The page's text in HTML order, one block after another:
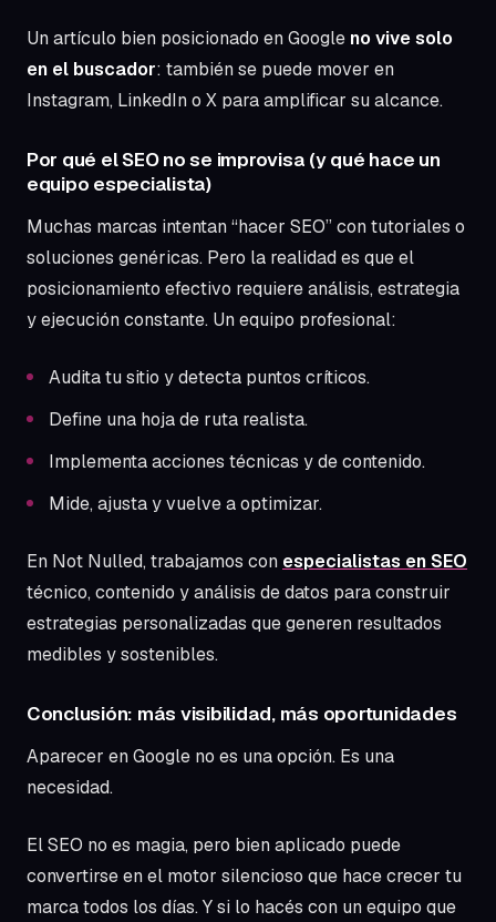
Un artículo bien posicionado en Google no vive solo
en el buscador: también se puede mover en
Instagram, LinkedIn o X para amplificar su alcance.
Por qué el SEO no se improvisa (y qué hace un
equipo especialista)
Muchas marcas intentan “hacer SEO” con tutoriales o
soluciones genéricas. Pero la realidad es que el
posicionamiento efectivo requiere análisis, estrategia
y ejecución constante. Un equipo profesional:
Audita tu sitio y detecta puntos críticos.
Define una hoja de ruta realista.
Implementa acciones técnicas y de contenido.
Mide, ajusta y vuelve a optimizar.
En Not Nulled, trabajamos con especialistas en SEO
técnico, contenido y análisis de datos para construir
estrategias personalizadas que generen resultados
medibles y sostenibles.
Conclusión: más visibilidad, más oportunidades
Aparecer en Google no es una opción. Es una
necesidad.
El SEO no es magia, pero bien aplicado puede
convertirse en el motor silencioso que hace crecer tu
marca todos los días. Y si lo hacés con un equipo que